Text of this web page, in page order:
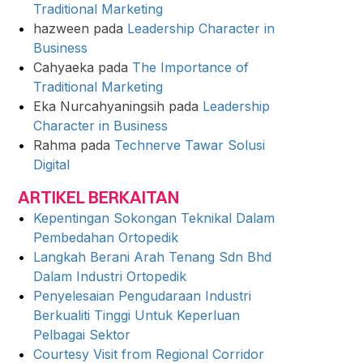
Traditional Marketing
hazween pada Leadership Character in
Business
Cahyaeka pada The Importance of
Traditional Marketing
Eka Nurcahyaningsih pada Leadership
Character in Business
Rahma pada Technerve Tawar Solusi
Digital
ARTIKEL BERKAITAN
Kepentingan Sokongan Teknikal Dalam
Pembedahan Ortopedik
Langkah Berani Arah Tenang Sdn Bhd
Dalam Industri Ortopedik
Penyelesaian Pengudaraan Industri
Berkualiti Tinggi Untuk Keperluan
Pelbagai Sektor
Courtesy Visit from Regional Corridor